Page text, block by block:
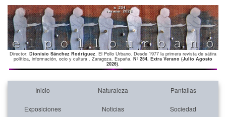
Director: Dionisio Sánchez Rodríguez. El Pollo Urbano. Desde 1977 la primera revista de sátira
política, información, ocio y cultura . Zaragoza. España. Nº 254. Extra Verano (Julio Agosto
2026).
Inicio Naturaleza Pantallas
Exposiciones Noticias Sociedad